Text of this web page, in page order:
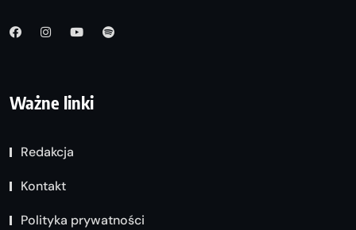
Ważne linki
Redakcja
Kontakt
Polityka prywatności